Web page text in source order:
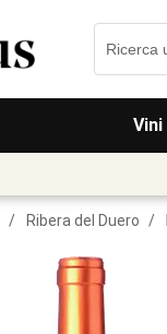
Vini
/ Ribera del Duero /